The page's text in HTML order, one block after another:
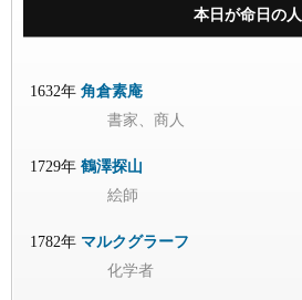
本日が命日の人
1632年 角倉素庵
書家、商人
1729年 鶴澤探山
絵師
1782年 マルクグラーフ
化学者